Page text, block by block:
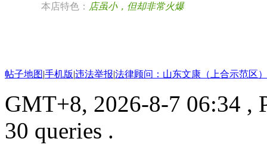
本店特色： 店虽小，但却非常火爆
帖子地图|手机版|违法举报|法律顾问：山东文康（上合示范区
GMT+8, 2026-8-7 06:34 ,
30 queries .